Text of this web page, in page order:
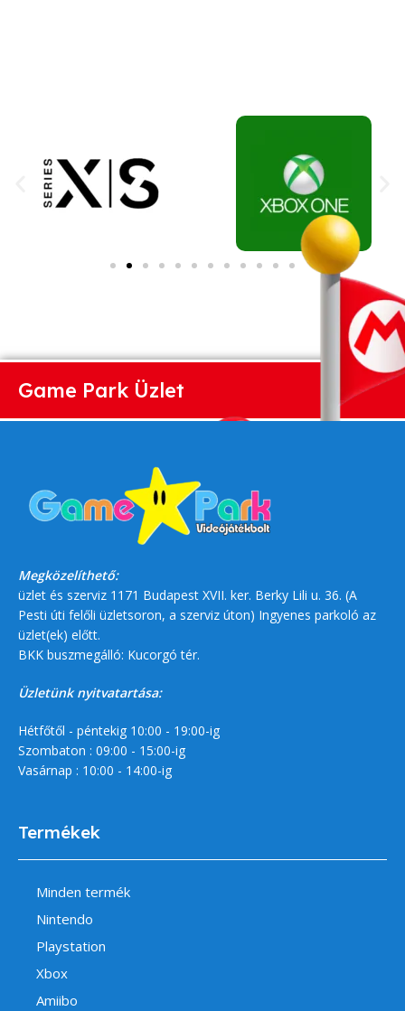
Game Park Üzlet
Megközelíthető:
üzlet és szerviz 1171 Budapest XVII. ker. Berky Lili u. 36. (A
Pesti úti felőli üzletsoron, a szerviz úton) Ingyenes parkoló az
üzlet(ek) előtt.
BKK buszmegálló: Kucorgó tér.
Üzletünk nyitvatartása:
Hétfőtől - péntekig 10:00 - 19:00-ig
Szombaton : 09:00 - 15:00-ig
Vasárnap : 10:00 - 14:00-ig
Termékek
Minden termék
Nintendo
Playstation
Xbox
Amiibo